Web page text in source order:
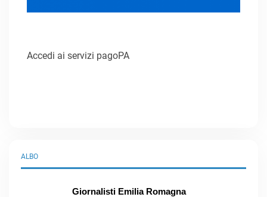
Accedi ai servizi pagoPA
ALBO
Giornalisti Emilia Romagna